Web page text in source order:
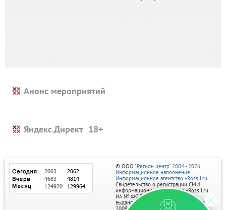
Анонс мероприятий
Яндекс.Директ
© ООО "Регион центр" 2004 - 2026
Информационное наполнение:
Информационное агентство vRossii.ru
Свидетельство о регистрации СМИ
информационного агентства vRossii.ru
ИА № ФС 77‑35502
выдано РОСКОМНАДЗОРом 04 марта
2009г.